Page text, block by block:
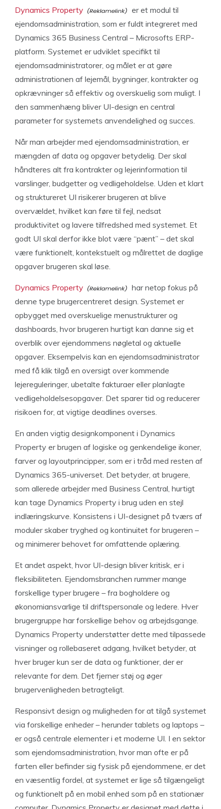
Dynamics Property
er et modul til
ejendomsadministration, som er fuldt integreret med
Dynamics 365 Business Central – Microsofts ERP-
platform. Systemet er udviklet specifikt til
ejendomsadministratorer, og målet er at gøre
administrationen af lejemål, bygninger, kontrakter og
opkrævninger så effektiv og overskuelig som muligt. I
den sammenhæng bliver UI-design en central
parameter for systemets anvendelighed og succes.
Når man arbejder med ejendomsadministration, er
mængden af data og opgaver betydelig. Der skal
håndteres alt fra kontrakter og lejerinformation til
varslinger, budgetter og vedligeholdelse. Uden et klart
og struktureret UI risikerer brugeren at blive
overvældet, hvilket kan føre til fejl, nedsat
produktivitet og lavere tilfredshed med systemet. Et
godt UI skal derfor ikke blot være “pænt” – det skal
være funktionelt, kontekstuelt og målrettet de daglige
opgaver brugeren skal løse.
Dynamics Property
har netop fokus på
denne type brugercentreret design. Systemet er
opbygget med overskuelige menustrukturer og
dashboards, hvor brugeren hurtigt kan danne sig et
overblik over ejendommens nøgletal og aktuelle
opgaver. Eksempelvis kan en ejendomsadministrator
med få klik tilgå en oversigt over kommende
lejereguleringer, ubetalte fakturaer eller planlagte
vedligeholdelsesopgaver. Det sparer tid og reducerer
risikoen for, at vigtige deadlines overses.
En anden vigtig designkomponent i Dynamics
Property er brugen af logiske og genkendelige ikoner,
farver og layoutprincipper, som er i tråd med resten af
Dynamics 365-universet. Det betyder, at brugere,
som allerede arbejder med Business Central, hurtigt
kan tage Dynamics Property i brug uden en stejl
indlæringskurve. Konsistens i UI-designet på tværs af
moduler skaber tryghed og kontinuitet for brugeren –
og minimerer behovet for omfattende oplæring.
Et andet aspekt, hvor UI-design bliver kritisk, er i
fleksibiliteten. Ejendomsbranchen rummer mange
forskellige typer brugere – fra bogholdere og
økonomiansvarlige til driftspersonale og ledere. Hver
brugergruppe har forskellige behov og arbejdsgange.
Dynamics Property understøtter dette med tilpassede
visninger og rollebaseret adgang, hvilket betyder, at
hver bruger kun ser de data og funktioner, der er
relevante for dem. Det fjerner støj og øger
brugervenligheden betragteligt.
Responsivt design og muligheden for at tilgå systemet
via forskellige enheder – herunder tablets og laptops –
er også centrale elementer i et moderne UI. I en sektor
som ejendomsadministration, hvor man ofte er på
farten eller befinder sig fysisk på ejendommene, er det
en væsentlig fordel, at systemet er lige så tilgængeligt
og funktionelt på en mobil enhed som på en stationær